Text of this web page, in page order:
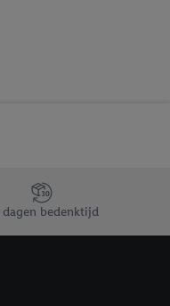
dagen bedenktijd